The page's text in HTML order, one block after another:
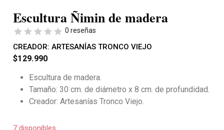
Escultura Ñimin de madera
0 reseñas
CREADOR: ARTESANÍAS TRONCO VIEJO
$129.990
Escultura de madera.
Tamaño: 30 cm. de diámetro x 8 cm. de profundidad.
Creador: Artesanías Tronco Viejo.
7 disponibles